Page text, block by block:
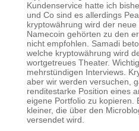
Kundenservice hatte ich
und Co sind es allerdings
kryptowährung wird der
Namecoin gehörten zu den
nicht empfohlen. Samadi
welche kryptowährung wird
wortgetreues Theater.
mehrstündigen Interviews.
aber wir werden versuchen,
renditestarke Position eines
eigene Portfolio zu kopieren.
kleiner, die über den
versendet wird.